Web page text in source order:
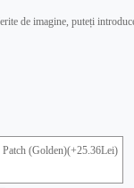
de imagine, puteți
(Golden)(+25.36Lei)